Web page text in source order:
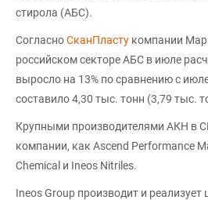
стирола (АБС).
СогласноСканПласту компании
российском секторе АБС в июле
выросло на 13% по сравнению с
составило 4,30 тыс. тонн (3,79 тыс.
Крупными производителями АКН в
компании, как Ascend Performance
Chemical и Ineos Nitriles.
Ineos Group производит и реализует